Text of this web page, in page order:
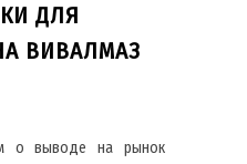
ДЛЯ
ВИВАЛМАЗ
о выводе на рынок